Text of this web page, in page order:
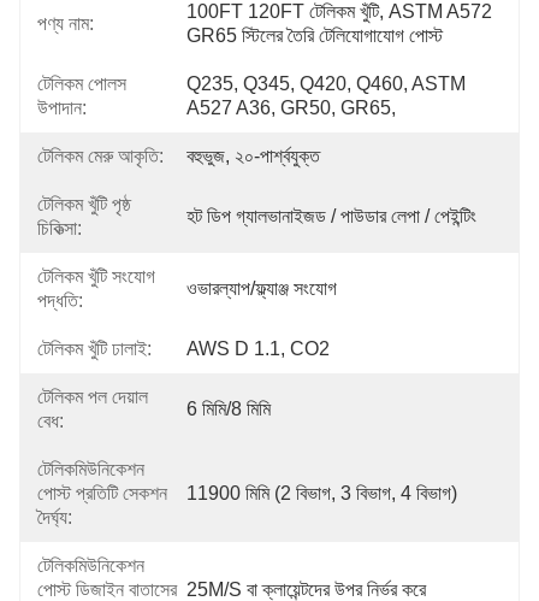
পণ্য নাম:
100FT 120FT টেলিকম খুঁটি, ASTM A572
GR65 স্টিলের তৈরি টেলিযোগাযোগ পোস্ট
টেলিকম পোলস
উপাদান:
Q235, Q345, Q420, Q460, ASTM
A527 A36, GR50, GR65,
টেলিকম মেরু আকৃতি: বহুভুজ, ২০-পার্শ্বযুক্ত
টেলিকম খুঁটি পৃষ্ঠ
চিকিত্সা:
হট ডিপ গ্যালভানাইজড / পাউডার লেপা / পেইন্টিং
টেলিকম খুঁটি সংযোগ
পদ্ধতি:
ওভারল্যাপ/ফ্ল্যাঞ্জ সংযোগ
টেলিকম খুঁটি ঢালাই: AWS D 1.1, CO2
টেলিকম পল দেয়াল
বেধ:
6 মিমি/8 মিমি
টেলিকমিউনিকেশন
পোস্ট প্রতিটি সেকশন
দৈর্ঘ্য:
11900 মিমি (2 বিভাগ, 3 বিভাগ, 4 বিভাগ)
টেলিকমিউনিকেশন
পোস্ট ডিজাইন বাতাসের 25M/S বা ক্লায়েন্টদের উপর নির্ভর করে